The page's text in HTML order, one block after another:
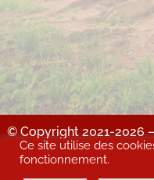
© Copyright 2021-2026
MENTIONS LÉGALES : Site &
Ce site utilise des
fonctionnement.